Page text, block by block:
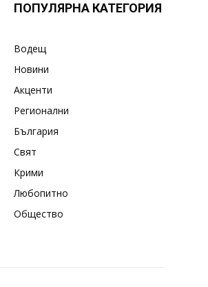
ПОПУЛЯРНА КАТЕГОРИЯ
Водещ
Новини
Акценти
Регионални
България
Свят
Крими
Любопитно
Общество